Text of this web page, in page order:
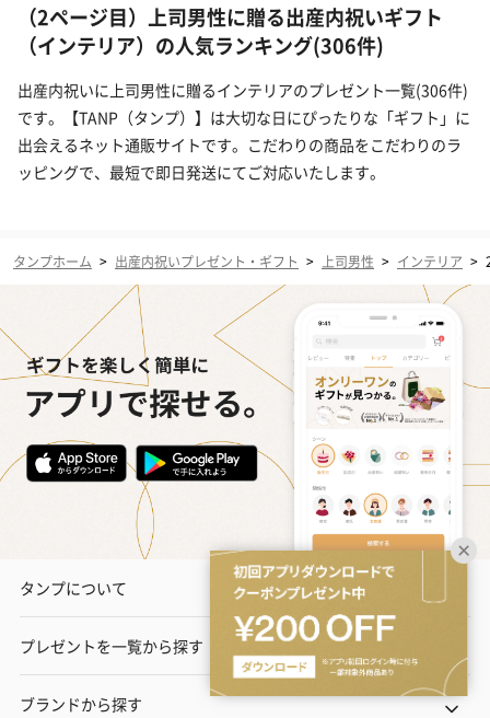
（2ページ目）上司男性に贈る出産内祝いギフト
（インテリア）の人気ランキング(306件)
出産内祝いに上司男性に贈るインテリアのプレゼント一覧(306件)
です。【TANP（タンプ）】は大切な日にぴったりな「ギフト」に
出会えるネット通販サイトです。こだわりの商品をこだわりのラ
ッピングで、最短で即日発送にてご対応いたします。
タンプホーム > 出産内祝いプレゼント・ギフト > 上司男性 > インテリア >
タンプについて
プレゼントを一覧から探す
ブランドから探す